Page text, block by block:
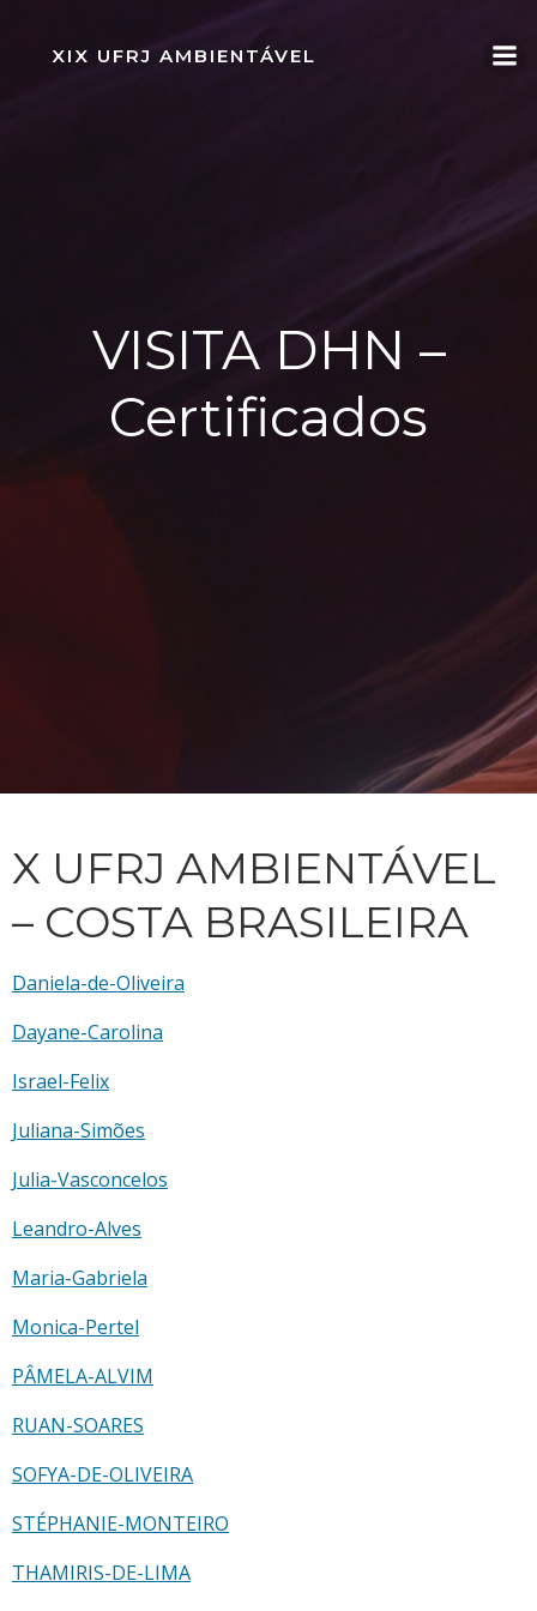
para
o
XIX UFRJ AMBIENTÁVEL
VISITA DHN –
Certificados
X UFRJ AMBIENTÁVEL
– COSTA BRASILEIRA
Daniela-de-Oliveira
Dayane-Carolina
Israel-Felix
Juliana-Simões
Julia-Vasconcelos
Leandro-Alves
Maria-Gabriela
Monica-Pertel
PÂMELA-ALVIM
RUAN-SOARES
SOFYA-DE-OLIVEIRA
STÉPHANIE-MONTEIRO
THAMIRIS-DE-LIMA